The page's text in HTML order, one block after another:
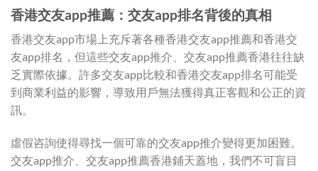
香港交友app推薦：交友app排名背後的真相
香港交友app市場上充斥著各種香港交友app推薦和香港交
友app排名，但這些交友app推介、交友app推薦香港往往缺
乏實際依據。許多交友app比較和香港交友app排名可能受
到商業利益的影響，導致用戶無法獲得真正客觀和公正的資
訊。
虛假咨詢使得尋找一個可靠的交友app推介變得更加困難。
交友app推介、交友app推薦香港鋪天蓋地，我們不可盲目